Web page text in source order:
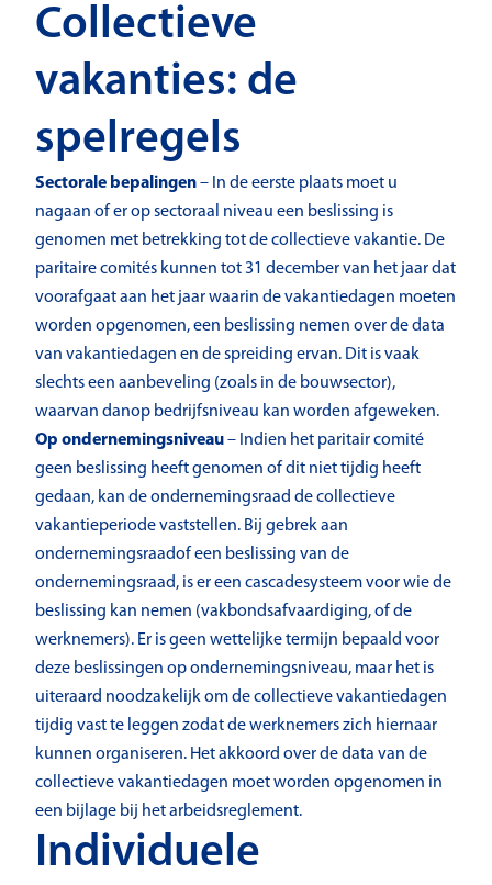
Collectieve
vakanties: de
spelregels
Sectorale bepalingen– In de eerste plaats moet u
nagaan of er op sectoraal niveau een beslissing is
genomen met betrekking tot de collectieve vakantie. De
paritaire comités kunnen tot 31 december van het jaar dat
voorafgaat aan het jaar waarin de vakantiedagen moeten
worden opgenomen, een beslissing nemen over de data
van vakantiedagen en de spreiding ervan. Dit is vaak
slechts een aanbeveling (zoals in de bouwsector),
waarvan danop bedrijfsniveau kan worden afgeweken.
Op ondernemingsniveau– Indien het paritair comité
geen beslissing heeft genomen of dit niet tijdig heeft
gedaan, kan de ondernemingsraad de collectieve
vakantieperiode vaststellen. Bij gebrek aan
ondernemingsraadof een beslissing van de
ondernemingsraad, is er een cascadesysteem voor wie de
beslissing kan nemen (vakbondsafvaardiging, of de
werknemers). Er is geen wettelijke termijn bepaald voor
deze beslissingen op ondernemingsniveau, maar het is
uiteraard noodzakelijk om de collectieve vakantiedagen
tijdig vast te leggen zodat de werknemers zich hiernaar
kunnen organiseren. Het akkoord over de data van de
collectieve vakantiedagen moet worden opgenomen in
een bijlage bij het arbeidsreglement.
Individuele